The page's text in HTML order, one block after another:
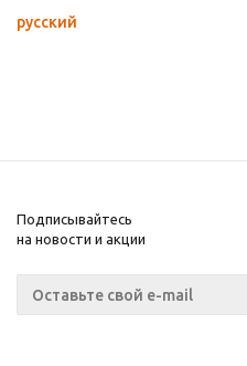
русский
Подписывайтесь
на новости и акции